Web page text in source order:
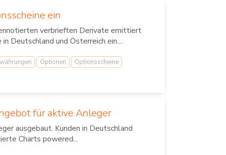
ein
verbrieften Derivate emittiert
Deutschland und Österreich ein....
Optionen
Optionsscheine
für aktive Anleger
ausgebaut. Kunden in Deutschland
Charts powered...